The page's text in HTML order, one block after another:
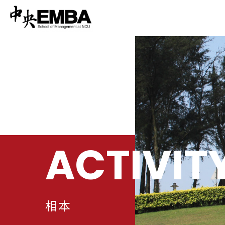
相本